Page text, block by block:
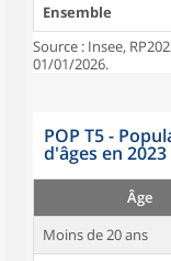
Ensemble
Source : Insee,
01/01/2026.
POP T5 -
d'âges en 2023
Âge
Moins de 20 ans